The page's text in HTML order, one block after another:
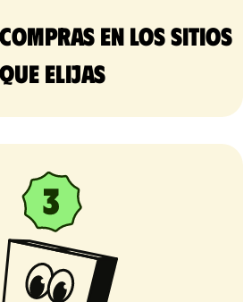
en los sitios
que elijas